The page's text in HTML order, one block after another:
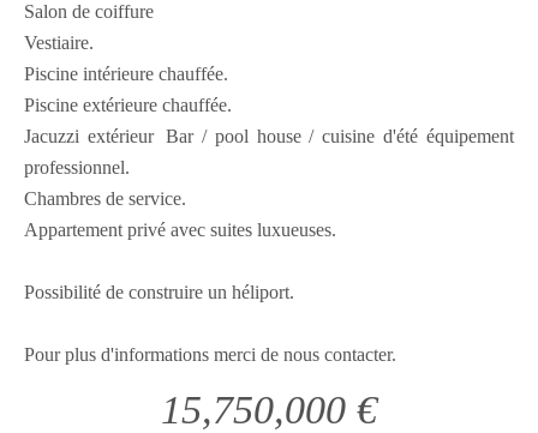
Salon de coiffure
Vestiaire.
Piscine intérieure chauffée.
Piscine extérieure chauffée.
Jacuzzi extérieur Bar / pool house / cuisine d'été équipement
professionnel.
Chambres de service.
Appartement privé avec suites luxueuses.
Possibilité de construire un héliport.
Pour plus d'informations merci de nous contacter.
15,750,000 €